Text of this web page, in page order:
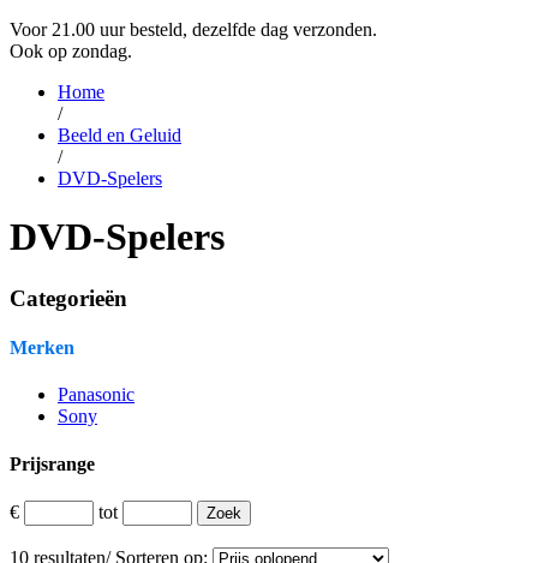
Voor 21.00 uur besteld, dezelfde dag verzonden.
Ook op zondag.
Home
/
Beeld en Geluid
/
DVD-Spelers
DVD-Spelers
Categorieën
Merken
Panasonic
Sony
Prijsrange
€ tot
10 resultaten/Sorteren op: